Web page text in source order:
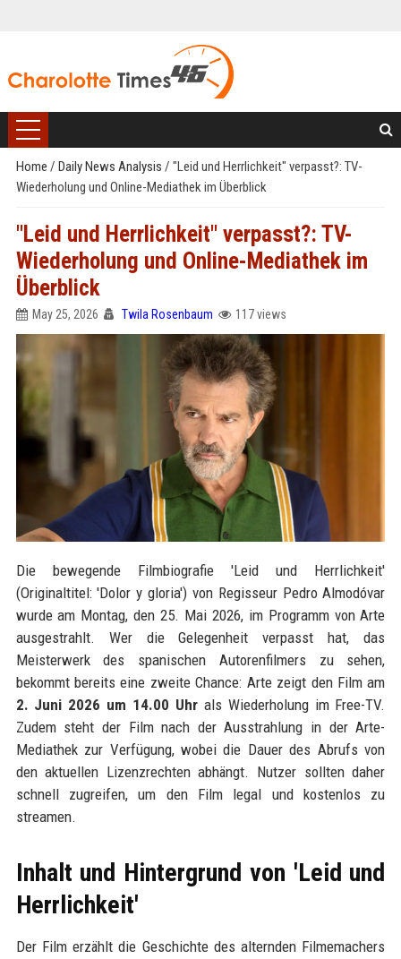
Home / Daily News Analysis / "Leid und Herrlichkeit" verpasst?: TV-
Wiederholung und Online-Mediathek im Überblick
"Leid und Herrlichkeit" verpasst?: TV-
Wiederholung und Online-Mediathek im
Überblick
May 25, 2026 Twila Rosenbaum 117 views
Die bewegende Filmbiografie 'Leid und Herrlichkeit'
(Originaltitel: 'Dolor y gloria') von Regisseur Pedro Almodóvar
wurde am Montag, den 25. Mai 2026, im Programm von Arte
ausgestrahlt. Wer die Gelegenheit verpasst hat, das
Meisterwerk des spanischen Autorenfilmers zu sehen,
bekommt bereits eine zweite Chance: Arte zeigt den Film am
2. Juni 2026 um 14.00 Uhrals Wiederholung im Free-TV.
Zudem steht der Film nach der Ausstrahlung in der Arte-
Mediathek zur Verfügung, wobei die Dauer des Abrufs von
den aktuellen Lizenzrechten abhängt. Nutzer sollten daher
schnell zugreifen, um den Film legal und kostenlos zu
streamen.
Inhalt und Hintergrund von 'Leid und
Herrlichkeit'
Der Film erzählt die Geschichte des alternden Filmemachers